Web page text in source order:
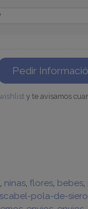
Pedir
y te avisamos
ninas flores bebes
pola-de-siero